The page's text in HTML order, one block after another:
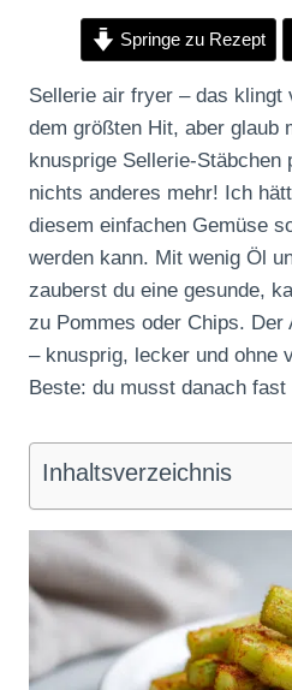
Springe zu Rezept
Sellerie air fryer – das klingt
dem größten Hit, aber glaub
knusprige Sellerie-Stäbchen
nichts anderes mehr! Ich
diesem einfachen Gemüse
werden kann. Mit wenig Öl
zauberst du eine gesunde,
zu Pommes oder Chips. Der
– knusprig, lecker und ohne
Beste: du musst danach
Inhaltsverzeichnis